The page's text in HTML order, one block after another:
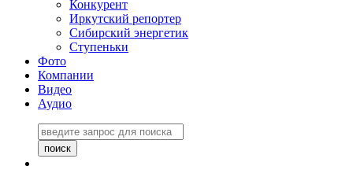
Конкурент
Иркутский репортер
Сибирский энергетик
Ступеньки
Фото
Компании
Видео
Аудио